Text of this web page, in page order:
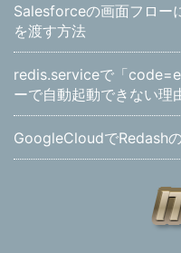
Salesforceの画面フロー
を渡す方法
redis.serviceで「
ーで自動起動できない理
GoogleCloudでRedash